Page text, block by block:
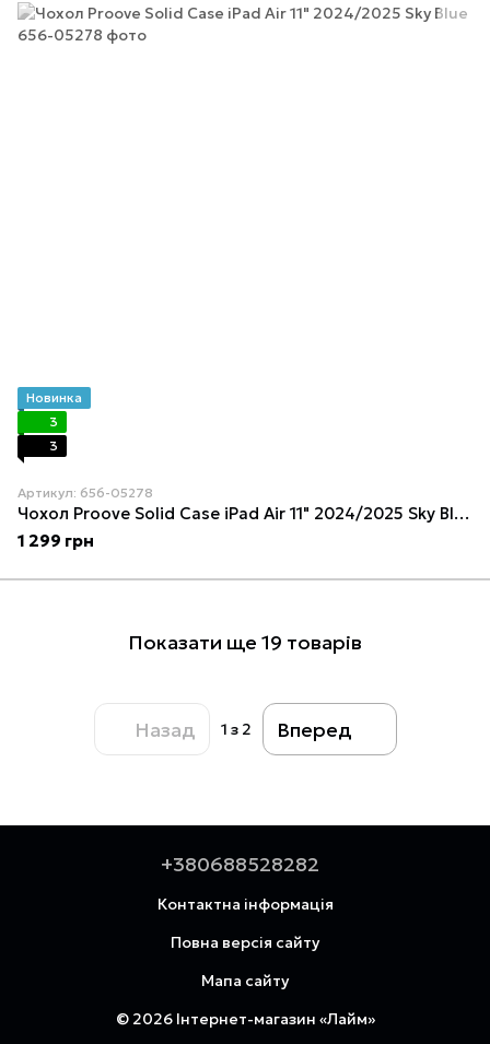
Новинка
3
3
Артикул: 656-05278
Чохол Proove Solid Case iPad Air 11" 2024/2025 Sky Blue
1 299 грн
Показати ще 19 товарів
Назад 1 з 2 Вперед
+380688528282
Контактна інформація
Повна версія сайту
Мапа сайту
© 2026 Інтернет-магазин «Лайм»